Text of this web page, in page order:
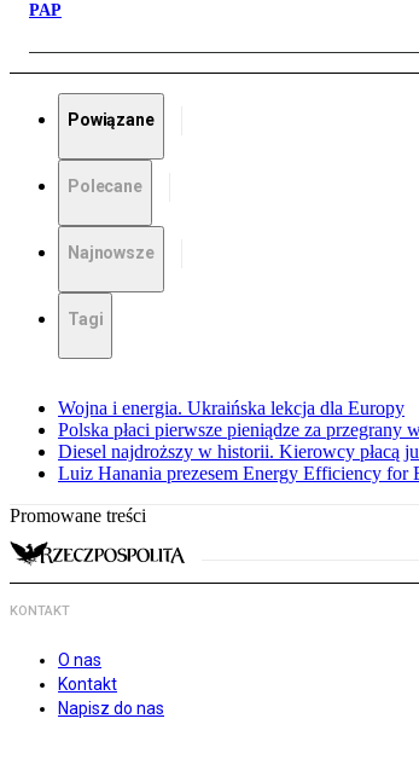
PAP
Powiązane
Polecane
Najnowsze
Tagi
Wojna i energia. Ukraińska lekcja dla Europy
Polska płaci pierwsze pieniądze za
Diesel najdroższy w historii. Kierowcy płacą
Luiz Hanania prezesem Energy Efficiency for
Promowane treści
KONTAKT
O nas
Kontakt
Napisz do nas